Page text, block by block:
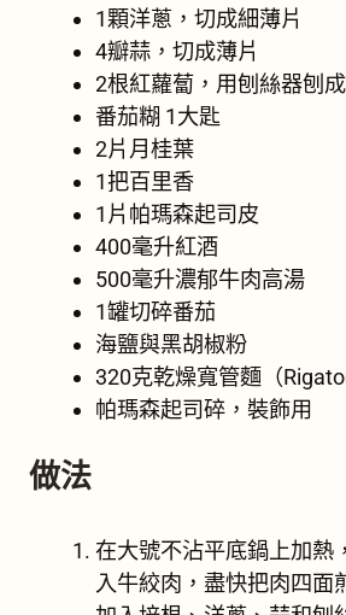
1顆洋蔥，切成細薄片
4瓣蒜，切成薄片
2根紅蘿蔔，用刨絲器刨
番茄糊 1大匙
2片月桂葉
1把百里香
1片帕瑪森起司皮
400毫升紅酒
500毫升濃郁牛肉高湯
1罐切碎番茄
海鹽與黑胡椒粉
320克乾燥寬管麵（
帕瑪森起司碎，裝飾用
做法
在大號不沾平底鍋上加熱
入牛絞肉，盡快把肉四面